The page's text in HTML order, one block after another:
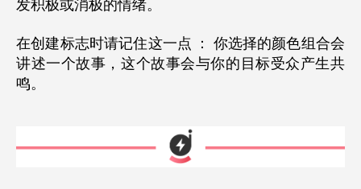
发积极或消极的情绪。
在创建标志时请记住这一点 ： 你选择的颜色组合会
讲述一个故事，这个故事会与你的目标受众产生共
鸣。